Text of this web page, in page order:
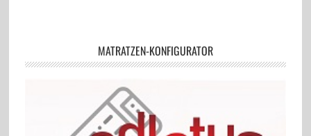
MATRATZEN-KONFIGURATOR